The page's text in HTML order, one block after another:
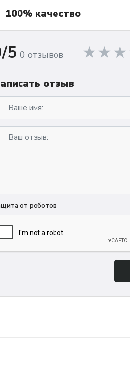
100% качество
5 0 отзывов
отзыв
от роботов